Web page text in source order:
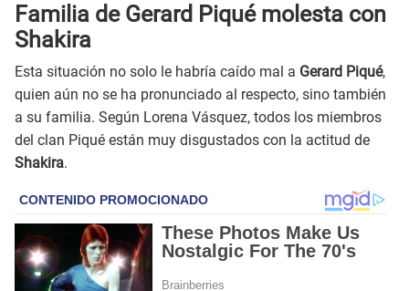
Familia de Gerard Piqué molesta con
Shakira
Esta situación no solo le habría caído mal a Gerard Piqué,
quien aún no se ha pronunciado al respecto, sino también
a su familia. Según Lorena Vásquez, todos los miembros
del clan Piqué están muy disgustados con la actitud de
Shakira.